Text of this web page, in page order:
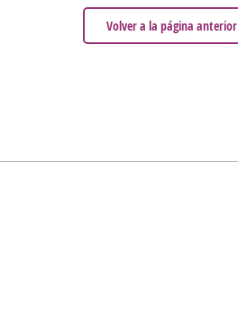
Volver a la página anterior